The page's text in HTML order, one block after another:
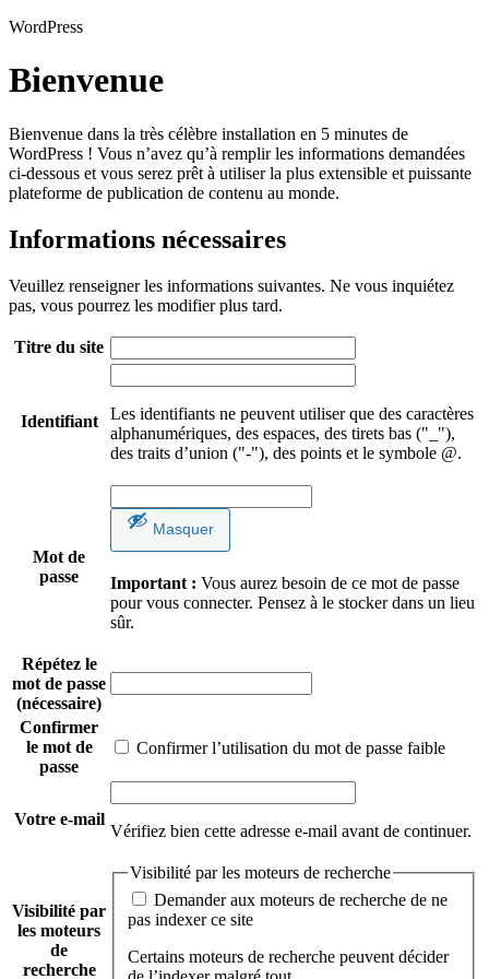
WordPress
Bienvenue
Bienvenue dans la très célèbre installation en 5 minutes de
WordPress ! Vous n’avez qu’à remplir les informations demandées
ci-dessous et vous serez prêt à utiliser la plus extensible et puissante
plateforme de publication de contenu au monde.
Informations nécessaires
Veuillez renseigner les informations suivantes. Ne vous inquiétez
pas, vous pourrez les modifier plus tard.
Titre du site
Identifiant
Les identifiants ne peuvent utiliser que des caractères
alphanumériques, des espaces, des tirets bas ("_"),
des traits d’union ("-"), des points et le symbole @.
Mot de
passe
Masquer
Important : Vous aurez besoin de ce mot de passe
pour vous connecter. Pensez à le stocker dans un lieu
sûr.
Répétez le
mot de passe
(nécessaire)
Confirmer
le mot de
passe
Confirmer l’utilisation du mot de passe faible
Votre e-mail
Vérifiez bien cette adresse e-mail avant de continuer.
Visibilité par
les moteurs
de
recherche
Visibilité par les moteurs de recherche
pas indexer ce site
Certains moteurs de recherche peuvent décider